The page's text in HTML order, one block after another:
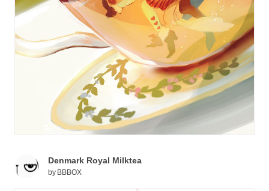
Denmark Royal Milktea
by BBBOX